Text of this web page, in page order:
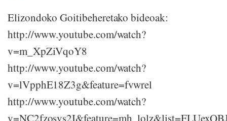
Elizondoko Goitibeheretako bideoak:
http://www.youtube.com/watch?
v=m_XpZiVqoY8
http://www.youtube.com/watch?
v=lVpphE18Z3g&feature=fvwrel
http://www.youtube.com/watch?